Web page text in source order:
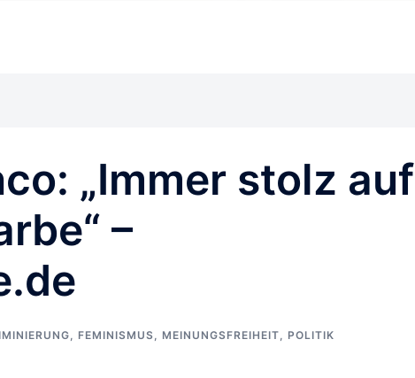
„Immer stolz auf
–
, FEMINISMUS, MEINUNGSFREIHEIT, POLITIK